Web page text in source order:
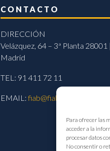
Para ofrecer las
acceder a la
procesar datos
No consentir o
CONTACTO
DIRECCIÓN
Velázquez, 64 – 3ª Planta 28001 |
Madrid
TEL: 91 411 72 11
EMAIL:fiab@fiab.es